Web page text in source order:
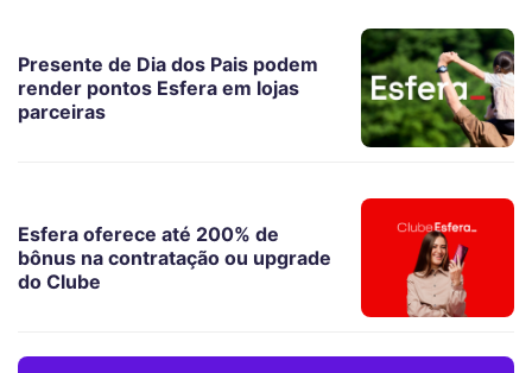
Presente de Dia dos Pais podem
render pontos Esfera em lojas
parceiras
Esfera oferece até 200% de
bônus na contratação ou upgrade
do Clube